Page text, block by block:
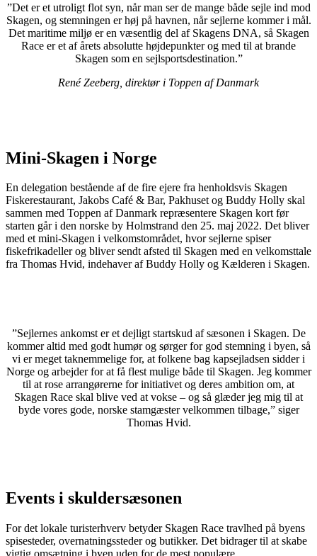
”Det er et utroligt flot syn, når man ser de mange både sejle ind mod
Skagen, og stemningen er høj på havnen, når sejlerne kommer i mål.
Det maritime miljø er en væsentlig del af Skagens DNA, så Skagen
Race er et af årets absolutte højdepunkter og med til at brande
Skagen som en sejlsportsdestination.”
René Zeeberg, direktør i Toppen af Danmark
Mini-Skagen i Norge
En delegation bestående af de fire ejere fra henholdsvis Skagen
Fiskerestaurant, Jakobs Café & Bar, Pakhuset og Buddy Holly skal
sammen med Toppen af Danmark repræsentere Skagen kort før
starten går i den norske by Holmstrand den 25. maj 2022. Det bliver
med et mini-Skagen i velkomstområdet, hvor sejlerne spiser
fiskefrikadeller og bliver sendt afsted til Skagen med en velkomsttale
fra Thomas Hvid, indehaver af Buddy Holly og Kælderen i Skagen.
”Sejlernes ankomst er et dejligt startskud af sæsonen i Skagen. De
kommer altid med godt humør og sørger for god stemning i byen, så
vi er meget taknemmelige for, at folkene bag kapsejladsen sidder i
Norge og arbejder for at få flest mulige både til Skagen. Jeg kommer
til at rose arrangørerne for initiativet og deres ambition om, at
Skagen Race skal blive ved at vokse – og så glæder jeg mig til at
byde vores gode, norske stamgæster velkommen tilbage,” siger
Thomas Hvid.
Events i skuldersæsonen
For det lokale turisterhverv betyder Skagen Race travlhed på byens
spisesteder, overnatningssteder og butikker. Det bidrager til at skabe